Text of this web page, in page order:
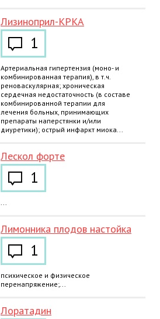
Лизиноприл-КРКА
1
Артериальная гипертензия (моно- и
комбинированная терапия), в т.ч.
реноваскулярная; хроническая
сердечная недостаточность (в составе
комбинированной терапии для
лечения больных, принимающих
препараты наперстянки и/или
диуретики); острый инфаркт миока...
Лескол форте
1
...
Лимонника плодов настойка
1
психическое и физическое
перенапряжение;...
Лоратадин